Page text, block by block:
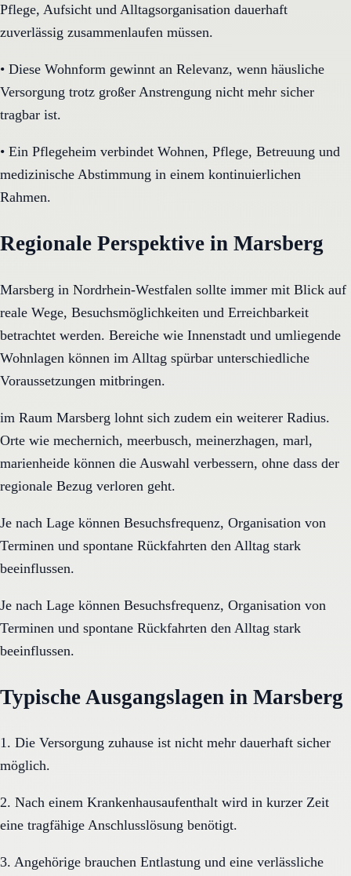
Pflege, Aufsicht und Alltagsorganisation dauerhaft
zuverlässig zusammenlaufen müssen.
• Diese Wohnform gewinnt an Relevanz, wenn häusliche
Versorgung trotz großer Anstrengung nicht mehr sicher
tragbar ist.
• Ein Pflegeheim verbindet Wohnen, Pflege, Betreuung und
medizinische Abstimmung in einem kontinuierlichen
Rahmen.
Regionale Perspektive in Marsberg
Marsberg in Nordrhein-Westfalen sollte immer mit Blick auf
reale Wege, Besuchsmöglichkeiten und Erreichbarkeit
betrachtet werden. Bereiche wie Innenstadt und umliegende
Wohnlagen können im Alltag spürbar unterschiedliche
Voraussetzungen mitbringen.
im Raum Marsberg lohnt sich zudem ein weiterer Radius.
Orte wie mechernich, meerbusch, meinerzhagen, marl,
marienheide können die Auswahl verbessern, ohne dass der
regionale Bezug verloren geht.
Je nach Lage können Besuchsfrequenz, Organisation von
Terminen und spontane Rückfahrten den Alltag stark
beeinflussen.
Je nach Lage können Besuchsfrequenz, Organisation von
Terminen und spontane Rückfahrten den Alltag stark
beeinflussen.
Typische Ausgangslagen in Marsberg
1. Die Versorgung zuhause ist nicht mehr dauerhaft sicher
möglich.
2. Nach einem Krankenhausaufenthalt wird in kurzer Zeit
eine tragfähige Anschlusslösung benötigt.
3. Angehörige brauchen Entlastung und eine verlässliche